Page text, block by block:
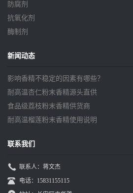
防腐剂
抗氧化剂
酶制剂
新闻动态
影响香精不稳定的因素有哪些？
耐高温杏仁粉末香精源头直供
食品级荔枝粉末香精供货商
耐高温榴莲粉末香精使用说明
联系我们
联系人：蒋文杰
电话：15831155115